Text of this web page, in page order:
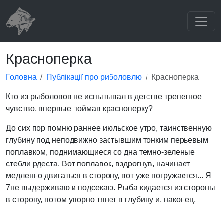
Красноперка
Головна Публікації про риболовлю Красноперка
Кто из рыболовов не испытывал в детстве трепетное
чувство, впервые поймав красноперку?
До сих пор помню раннее июльское утро, таинственную
глубину под неподвижно застывшим тонким перьевым
поплавком, поднимающиеся со дна темно-зеленые
стебли рдеста. Вот поплавок, вздрогнув, начинает
медленно двигаться в сторону, вот уже погружается... Я
7не выдерживаю и подсекаю. Рыба кидается из стороны
в сторону, потом упорно тянет в глубину и, наконец,